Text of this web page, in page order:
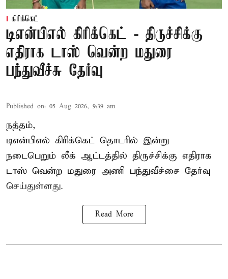
கிரிக்கெட்
டிஎன்பிஎல் கிரிக்கெட் - திருச்சிக்கு
எதிராக டாஸ் வென்ற மதுரை
பந்துவீச்சு தேர்வு
Published on: 05 Aug 2026, 9:39 am
நத்தம்,
டிஎன்பிஎல் கிரிக்கெட் தொடரில் இன்று
நடைபெறும் லீக் ஆட்டத்தில் திருச்சிக்கு எதிராக
டாஸ் வென்ற மதுரை அணி பந்துவீச்சை தேர்வு
செய்துள்ளது.
Read More